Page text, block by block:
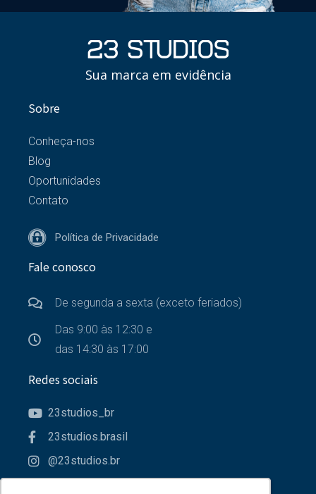
Sua marca em evidência
Sobre
Conheça-nos
Blog
Oportunidades
Contato
Política de Privacidade
Fale conosco
De segunda a sexta (exceto feriados)
Das 9:00 às 12:30 e
das 14:30 às 17:00
Redes sociais
23studios_br
23studios.brasil
@23studios.br